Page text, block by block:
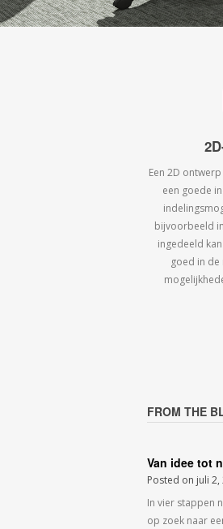
Een 2D
een goede
bijvoorbeeld
ingedeeld
goed in
FROM THE
Van idee tot
Posted on juli 2,
In vier stappen
op zoek naar